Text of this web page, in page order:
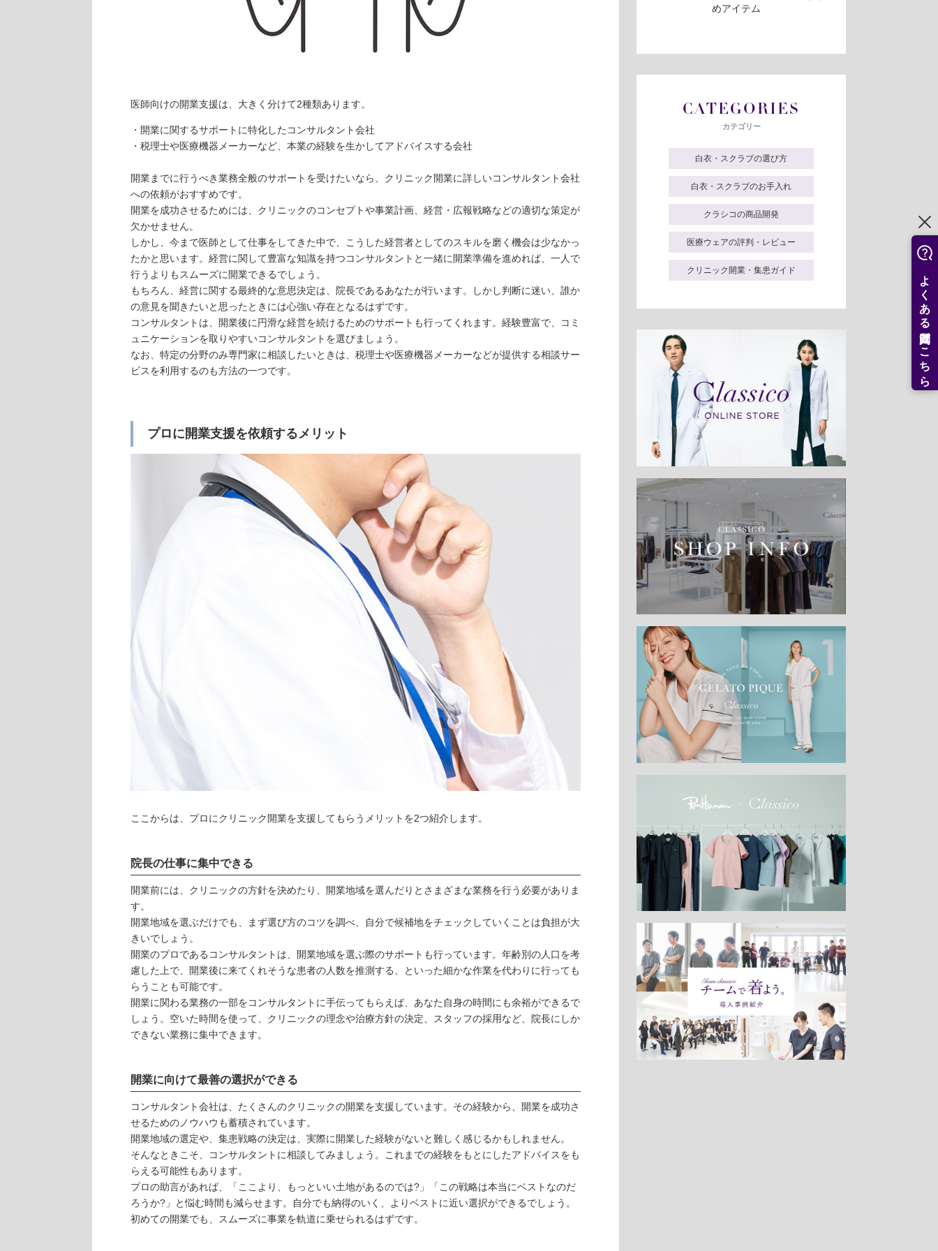
よくある質問はこちら
医師向けの開業支援は、大きく分けて2種類あります。
開業に関するサポートに特化したコンサルタント会社
税理士や医療機器メーカーなど、本業の経験を生かしてアドバイスする会社
開業までに行うべき業務全般のサポートを受けたいなら、クリニック開業に詳しいコンサルタント会社
への依頼がおすすめです。
開業を成功させるためには、クリニックのコンセプトや事業計画、経営・広報戦略などの適切な策定が
欠かせません。
しかし、今まで医師として仕事をしてきた中で、こうした経営者としてのスキルを磨く機会は少なかっ
たかと思います。経営に関して豊富な知識を持つコンサルタントと一緒に開業準備を進めれば、一人で
行うよりもスムーズに開業できるでしょう。
もちろん、経営に関する最終的な意思決定は、院長であるあなたが行います。しかし判断に迷い、誰か
の意見を聞きたいと思ったときには心強い存在となるはずです。
コンサルタントは、開業後に円滑な経営を続けるためのサポートも行ってくれます。経験豊富で、コミ
ュニケーションを取りやすいコンサルタントを選びましょう。
なお、特定の分野のみ専門家に相談したいときは、税理士や医療機器メーカーなどが提供する相談サー
ビスを利用するのも方法の一つです。
プロに開業支援を依頼するメリット
ここからは、プロにクリニック開業を支援してもらうメリットを2つ紹介します。
院長の仕事に集中できる
開業前には、クリニックの方針を決めたり、開業地域を選んだりとさまざまな業務を行う必要がありま
す。
開業地域を選ぶだけでも、まず選び方のコツを調べ、自分で候補地をチェックしていくことは負担が大
きいでしょう。
開業のプロであるコンサルタントは、開業地域を選ぶ際のサポートも行っています。年齢別の人口を考
慮した上で、開業後に来てくれそうな患者の人数を推測する、といった細かな作業を代わりに行っても
らうことも可能です。
開業に関わる業務の一部をコンサルタントに手伝ってもらえば、あなた自身の時間にも余裕ができるで
しょう。空いた時間を使って、クリニックの理念や治療方針の決定、スタッフの採用など、院長にしか
できない業務に集中できます。
開業に向けて最善の選択ができる
コンサルタント会社は、たくさんのクリニックの開業を支援しています。その経験から、開業を成功さ
せるためのノウハウも蓄積されています。
開業地域の選定や、集患戦略の決定は、実際に開業した経験がないと難しく感じるかもしれません。
そんなときこそ、コンサルタントに相談してみましょう。これまでの経験をもとにしたアドバイスをも
らえる可能性もあります。
プロの助言があれば、「ここより、もっといい土地があるのでは?」「この戦略は本当にベストなのだ
ろうか?」と悩む時間も減らせます。自分でも納得のいく、よりベストに近い選択ができるでしょう。
初めての開業でも、スムーズに事業を軌道に乗せられるはずです。
めアイテム
CATEGORIES
カテゴリー
白衣・スクラブの選び方
白衣・スクラブのお手入れ
クラシコの商品開発
医療ウェアの評判・レビュー
クリニック開業・集患ガイド